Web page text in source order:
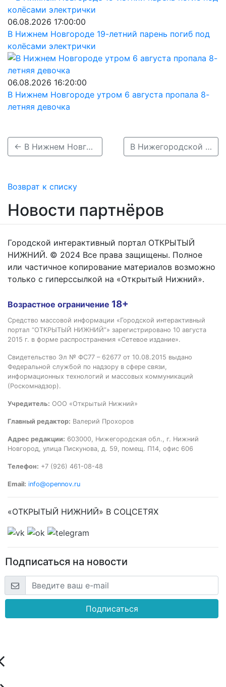
06.08.2026 17:00:00
В Нижнем Новгороде 19-летний парень погиб под
колёсами электрички
06.08.2026 16:20:00
В Нижнем Новгороде утром 6 августа пропала 8-
летняя девочка
← В Нижнем Новгороде пропал 14-летний подросток, нуждающийся в медпомощи В Нижегородской области в январе объявили в розыск 115 человек →
Возврат к списку
Новости партнёров
Городской интерактивный портал ОТКРЫТЫЙ
НИЖНИЙ. © 2024 Все права защищены. Полное
или частичное копирование материалов возможно
только с гиперссылкой на «Открытый Нижний».
Возрастное ограничение 18+
Средство массовой информации «Городской интерактивный
портал “ОТКРЫТЫЙ НИЖНИЙ”» зарегистрировано 10 августа
2015 г. в форме распространения «Сетевое издание».
Свидетельство Эл № ФС77 – 62677 от 10.08.2015 выдано
Федеральной службой по надзору в сфере связи,
информационных технологий и массовых коммуникаций
(Роскомнадзор).
Учредитель: ООО «Открытый Нижний»
Главный редактор: Валерий Прохоров
Адрес редакции: 603000, Нижегородская обл., г. Нижний
Новгород, улица Пискунова, д. 59, помещ. П14, офис 606
Телефон: +7 (926) 461-08-48
Email: info@opennov.ru
«ОТКРЫТЫЙ НИЖНИЙ» В СОЦСЕТЯХ
Подписаться на новости
Подписаться